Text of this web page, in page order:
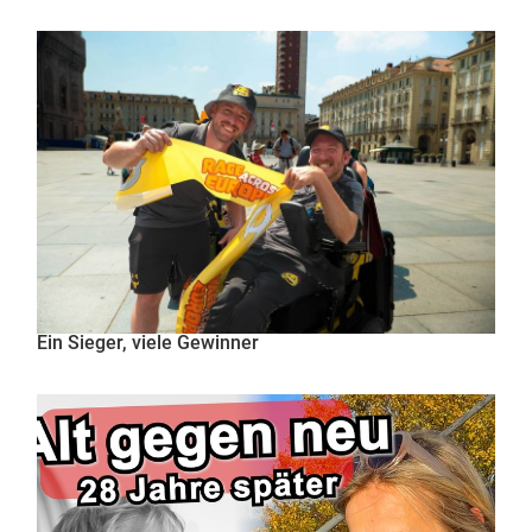
Ein Sieger, viele Gewinner